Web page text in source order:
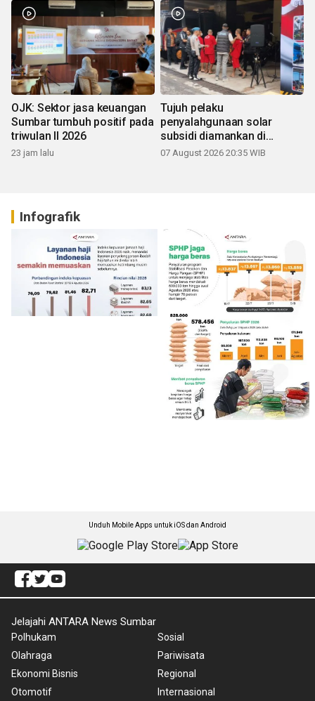
OJK: Sektor jasa keuangan
Sumbar tumbuh positif pada
triwulan II 2026
23 jam lalu
Tujuh pelaku
penyalahgunaan solar
subsidi diamankan di
Sumbar
07 August 2026 20:35 WIB
Infografik
Unduh Mobile Apps untuk iOS dan Android
Jelajahi ANTARA News Sumbar
Polhukam
Olahraga
Ekonomi Bisnis
Otomotif
Sosial
Pariwisata
Regional
Internasional